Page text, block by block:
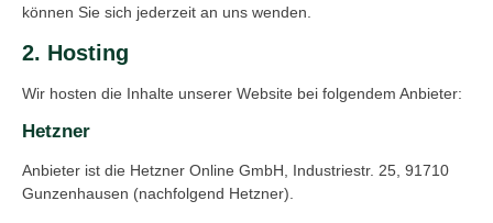
können Sie sich jederzeit an uns wenden.
2. Hosting
Wir hosten die Inhalte unserer Website bei folgendem Anbieter:
Hetzner
Anbieter ist die Hetzner Online GmbH, Industriestr. 25, 91710
Gunzenhausen (nachfolgend Hetzner).